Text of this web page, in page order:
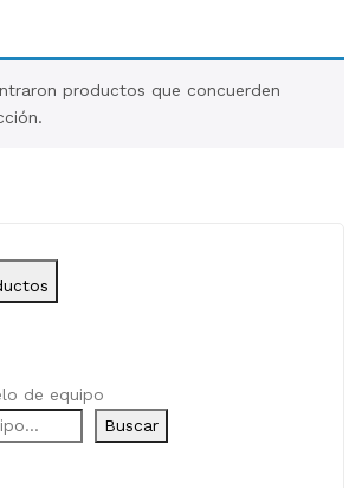
productos que concuerden
de equipo
Buscar